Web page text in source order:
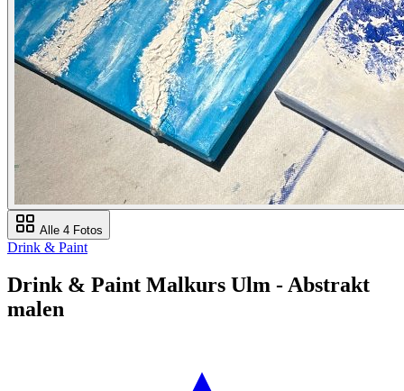
Alle 4 Fotos
Drink & Paint
Drink & Paint Malkurs Ulm - Abstrakt
malen